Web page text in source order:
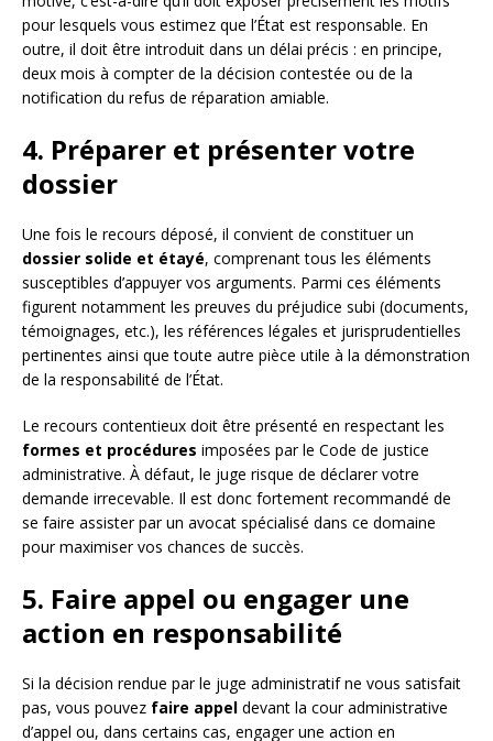
pour lesquels vous estimez que l’État est responsable. En
outre, il doit être introduit dans un délai précis : en principe,
deux mois à compter de la décision contestée ou de la
notification du refus de réparation amiable.
4. Préparer et présenter votre
dossier
Une fois le recours déposé, il convient de constituer un
dossier solide et étayé, comprenant tous les éléments
susceptibles d’appuyer vos arguments. Parmi ces éléments
figurent notamment les preuves du préjudice subi (documents,
témoignages, etc.), les références légales et jurisprudentielles
pertinentes ainsi que toute autre pièce utile à la démonstration
de la responsabilité de l’État.
Le recours contentieux doit être présenté en respectant les
formes et procédures imposées par le Code de justice
administrative. À défaut, le juge risque de déclarer votre
demande irrecevable. Il est donc fortement recommandé de
se faire assister par un avocat spécialisé dans ce domaine
pour maximiser vos chances de succès.
5. Faire appel ou engager une
action en responsabilité
Si la décision rendue par le juge administratif ne vous satisfait
pas, vous pouvez faire appel devant la cour administrative
d’appel ou, dans certains cas, engager une action en